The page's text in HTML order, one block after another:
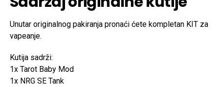
Unutar originalnog pakiranja pronaći ćete kompletan KIT za
vapeanje.
Kutija sadrži:
1x Tarot Baby Mod
1x NRG SE Tank